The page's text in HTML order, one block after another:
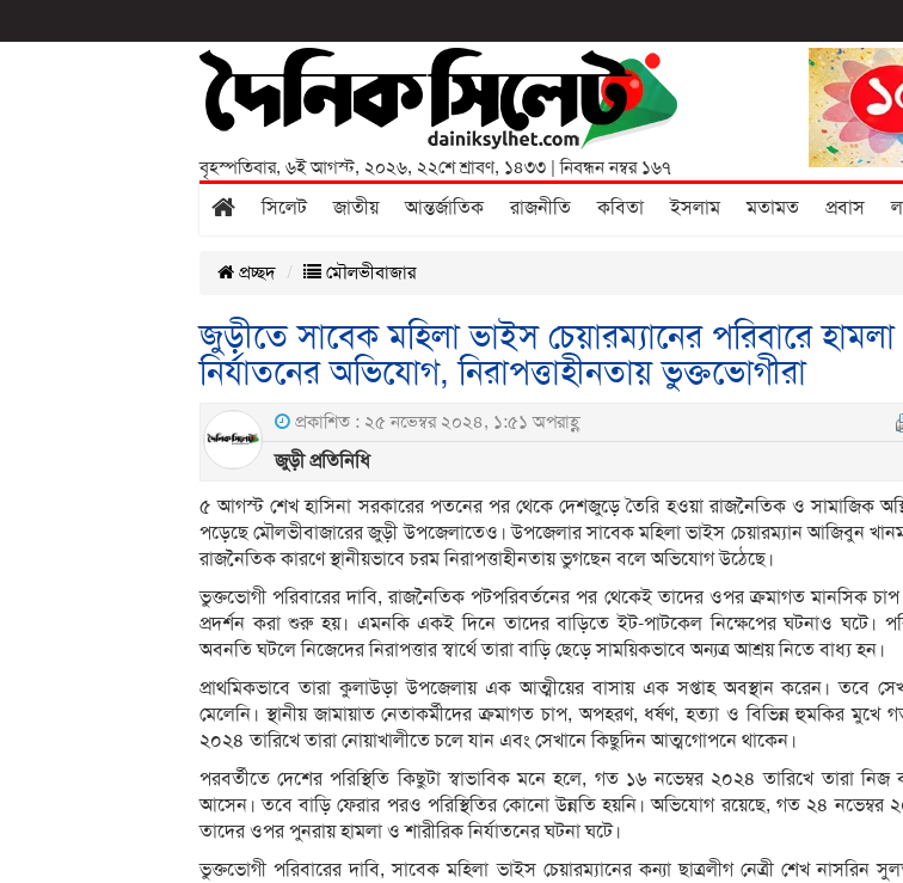
বৃহস্পতিবার, ৬ই আগস্ট, ২০২৬, ২২শে শ্রাবণ, ১৪৩৩ | নিবন্ধন নম্বর ১৬৭
সিলেট জাতীয় আন্তর্জাতিক রাজনীতি কবিতা ইসলাম মতামত প্রবাস
প্রচ্ছদ মৌলভীবাজার
জুড়ীতে সাবেক মহিলা ভাইস চেয়ারম্যানের পরিবারে
নির্যাতনের অভিযোগ, নিরাপত্তাহীনতায় ভুক্তভোগীরা
প্রকাশিত : ২৫ নভেম্বর ২০২৪, ১:৫১ অপরাহ্ণ
জুড়ী প্রতিনিধি
৫ আগস্ট শেখ হাসিনা সরকারের পতনের পর থেকে দেশজুড়ে তৈরি হওয়া রাজনৈতিক ও সামাজিক
পড়েছে মৌলভীবাজারের জুড়ী উপজেলাতেও। উপজেলার সাবেক মহিলা ভাইস চেয়ারম্যান আজিবুন
রাজনৈতিক কারণে স্থানীয়ভাবে চরম নিরাপত্তাহীনতায় ভুগছেন বলে অভিযোগ উঠেছে।
​ভুক্তভোগী পরিবারের দাবি, রাজনৈতিক পটপরিবর্তনের পর থেকেই তাদের ওপর ক্রমাগত মানসিক চাপ
প্রদর্শন করা শুরু হয়। এমনকি একই দিনে তাদের বাড়িতে ইট-পাটকেল নিক্ষেপের ঘটনাও ঘটে।
অবনতি ঘটলে নিজেদের নিরাপত্তার স্বার্থে তারা বাড়ি ছেড়ে সাময়িকভাবে অন্যত্র আশ্রয় নিতে বাধ্য হন।
​প্রাথমিকভাবে তারা কুলাউড়া উপজেলায় এক আত্মীয়ের বাসায় এক সপ্তাহ অবস্থান করেন। তবে
মেলেনি। স্থানীয় জামায়াত নেতাকর্মীদের ক্রমাগত চাপ, অপহরণ, ধর্ষণ, হত্যা ও বিভিন্ন হুমকির
২০২৪ তারিখে তারা নোয়াখালীতে চলে যান এবং সেখানে কিছুদিন আত্মগোপনে থাকেন।
​পরবর্তীতে দেশের পরিস্থিতি কিছুটা স্বাভাবিক মনে হলে, গত ১৬ নভেম্বর ২০২৪ তারিখে তারা নিজ
আসেন। তবে বাড়ি ফেরার পরও পরিস্থিতির কোনো উন্নতি হয়নি। অভিযোগ রয়েছে, গত ২৪ নভেম্বর
তাদের ওপর পুনরায় হামলা ও শারীরিক নির্যাতনের ঘটনা ঘটে।
​ভুক্তভোগী পরিবারের দাবি, সাবেক মহিলা ভাইস চেয়ারম্যানের কন্যা ছাত্রলীগ নেত্রী শেখ নাসরিন